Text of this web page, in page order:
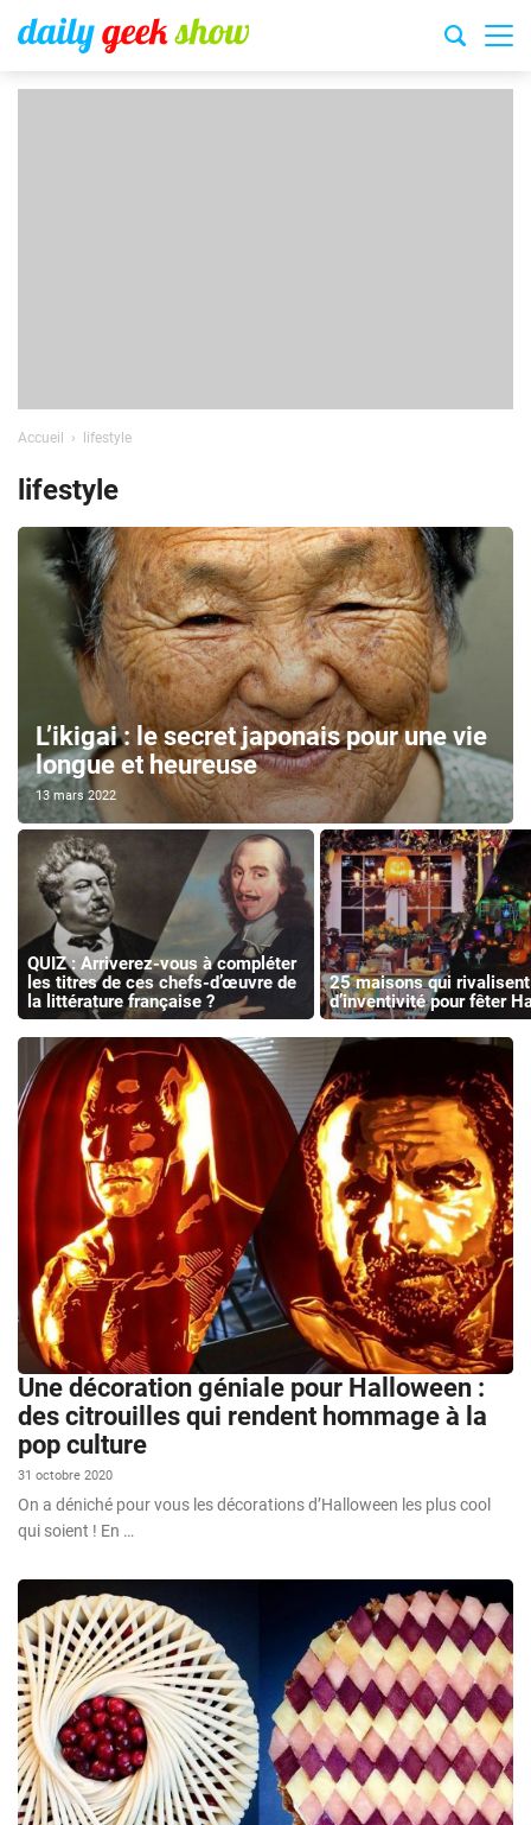
Accueil lifestyle
lifestyle
L’ikigai : le secret japonais pour une vie
longue et heureuse
13 mars 2022
QUIZ : Arriverez-vous à compléter
les titres de ces chefs-d’œuvre de
la littérature française ?
25 maisons qui rivalisent
d’inventivité pour fêter
Une décoration géniale pour Halloween :
des citrouilles qui rendent hommage à la
pop culture
31 octobre 2020
On a déniché pour vous les décorations d’Halloween les plus cool
qui soient ! En …